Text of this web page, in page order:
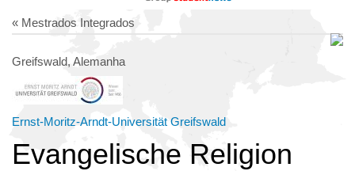
« Mestrados Integrados
Greifswald, Alemanha
Ernst-Moritz-Arndt-Universität Greifswald
Evangelische Religion